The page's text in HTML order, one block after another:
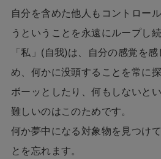
自分を含めた他人もコントロー
うということを永遠にループし
「私」(自我)は、自分の感覚を
め、何かに没頭することを常に探
ボーッとしたり、何もしないと
難しいのはこのためです。
何か夢中になる対象物を見つけ
とを忘れます。